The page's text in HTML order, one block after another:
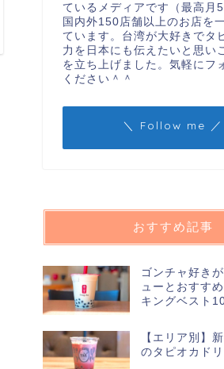
ているメディアです（最高月
国内外150店舗以上のお店を
ています。台湾が大好きでタ
力を日本にも伝えたいと思い
を立ち上げました。気軽にフ
ください＾＾
＼ Follow me ／
おすすめ記事
ゴンチャ好き
ューとおすす
キングベスト10
【エリア別】
のタピオカド